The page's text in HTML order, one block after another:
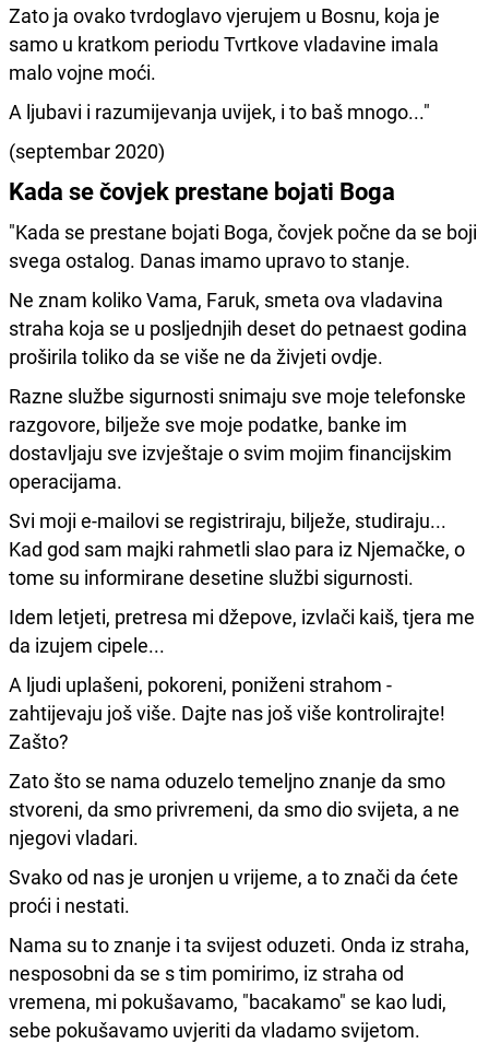
Zato ja ovako tvrdoglavo vjerujem u Bosnu, koja je
samo u kratkom periodu Tvrtkove vladavine imala
malo vojne moći.
A ljubavi i razumijevanja uvijek, i to baš mnogo..."
(septembar 2020)
Kada se čovjek prestane bojati Boga
"Kada se prestane bojati Boga, čovjek počne da se boji
svega ostalog. Danas imamo upravo to stanje.
Ne znam koliko Vama, Faruk, smeta ova vladavina
straha koja se u posljednjih deset do petnaest godina
proširila toliko da se više ne da živjeti ovdje.
Razne službe sigurnosti snimaju sve moje telefonske
razgovore, bilježe sve moje podatke, banke im
dostavljaju sve izvještaje o svim mojim financijskim
operacijama.
Svi moji e-mailovi se registriraju, bilježe, studiraju...
Kad god sam majki rahmetli slao para iz Njemačke, o
tome su informirane desetine službi sigurnosti.
Idem letjeti, pretresa mi džepove, izvlači kaiš, tjera me
da izujem cipele...
A ljudi uplašeni, pokoreni, poniženi strahom -
zahtijevaju još više. Dajte nas još više kontrolirajte!
Zašto?
Zato što se nama oduzelo temeljno znanje da smo
stvoreni, da smo privremeni, da smo dio svijeta, a ne
njegovi vladari.
Svako od nas je uronjen u vrijeme, a to znači da ćete
proći i nestati.
Nama su to znanje i ta svijest oduzeti. Onda iz straha,
nesposobni da se s tim pomirimo, iz straha od
vremena, mi pokušavamo, "bacakamo" se kao ludi,
sebe pokušavamo uvjeriti da vladamo svijetom.